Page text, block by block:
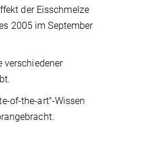
der Eisschmelze
2005 im September
verschiedener
of-the-art"-Wissen